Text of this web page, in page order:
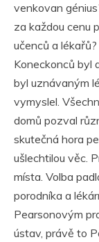
venkovan
za každou cenu
učenců a
Koneckonců byl
byl uznávaným
vymyslel.
domů pozval
skutečná hora
ušlechtilou věc.
místa. Volba
porodníka a
Pearsonovým
ústav, právě to